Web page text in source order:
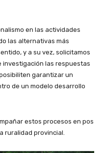
en las actividades
las alternativas más
y a su vez, solicitamos
investigación las respuestas
garantizar un
de un modelo desarrollo
estos procesos en pos
ruralidad provincial.